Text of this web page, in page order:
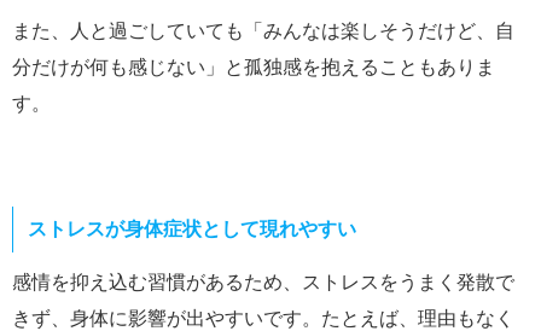
また、人と過ごしていても「みんなは楽しそうだけど、自
分だけが何も感じない」と孤独感を抱えることもありま
す。
ストレスが身体症状として現れやすい
感情を抑え込む習慣があるため、ストレスをうまく発散で
きず、身体に影響が出やすいです。たとえば、理由もなく